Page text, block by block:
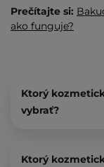
Prečítajte si:
ako funguje?
Ktorý
vybrať?
Ktorý